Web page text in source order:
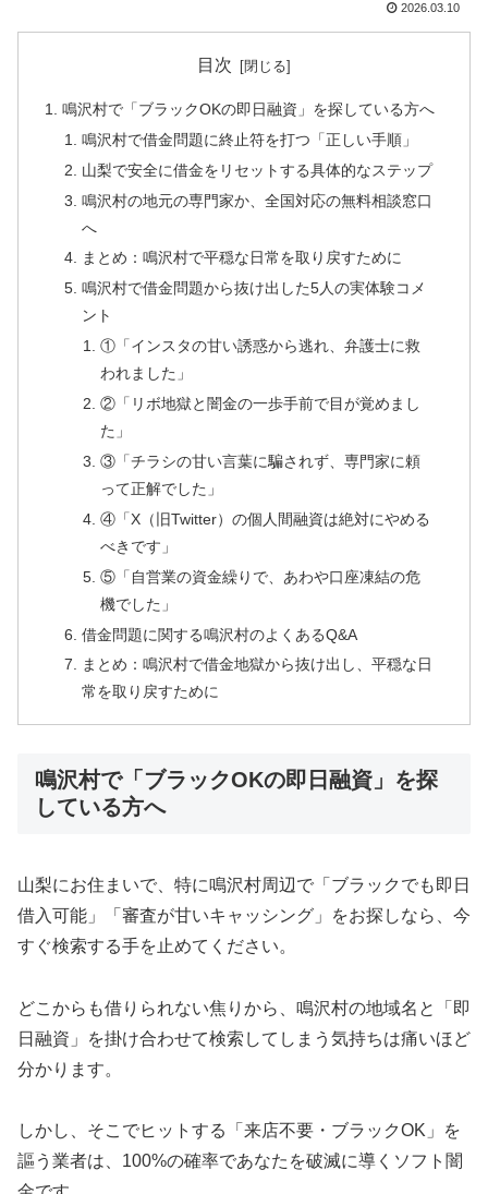
2026.03.10
目次
鳴沢村で「ブラックOKの即日融資」を探している方へ
鳴沢村で借金問題に終止符を打つ「正しい手順」
山梨で安全に借金をリセットする具体的なステップ
鳴沢村の地元の専門家か、全国対応の無料相談窓口
へ
まとめ：鳴沢村で平穏な日常を取り戻すために
鳴沢村で借金問題から抜け出した5人の実体験コメ
ント
①「インスタの甘い誘惑から逃れ、弁護士に救
われました」
②「リボ地獄と闇金の一歩手前で目が覚めまし
た」
③「チラシの甘い言葉に騙されず、専門家に頼
って正解でした」
④「X（旧Twitter）の個人間融資は絶対にやめる
べきです」
⑤「自営業の資金繰りで、あわや口座凍結の危
機でした」
借金問題に関する鳴沢村のよくあるQ&A
まとめ：鳴沢村で借金地獄から抜け出し、平穏な日
常を取り戻すために
鳴沢村で「ブラックOKの即日融資」を探
している方へ
山梨にお住まいで、特に鳴沢村周辺で「ブラックでも即日
借入可能」「審査が甘いキャッシング」をお探しなら、今
すぐ検索する手を止めてください。
どこからも借りられない焦りから、鳴沢村の地域名と「即
日融資」を掛け合わせて検索してしまう気持ちは痛いほど
分かります。
しかし、そこでヒットする「来店不要・ブラックOK」を
謳う業者は、100%の確率であなたを破滅に導くソフト闇